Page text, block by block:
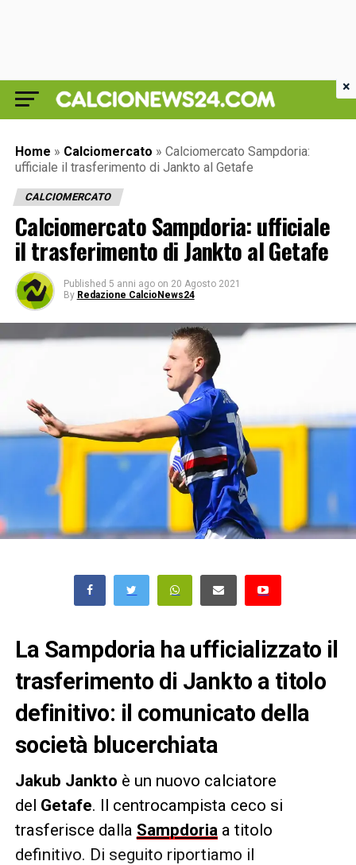
Home » Calciomercato » Calciomercato Sampdoria:
ufficiale il trasferimento di Jankto al Getafe
CALCIOMERCATO
Calciomercato Sampdoria: ufficiale
il trasferimento di Jankto al Getafe
Published 5 anni ago on 20 Agosto 2021
By Redazione CalcioNews24
La Sampdoria ha ufficializzato il
trasferimento di Jankto a titolo
definitivo: il comunicato della
società blucerchiata
Jakub Jankto è un nuovo calciatore
del Getafe. Il centrocampista ceco si
trasferisce dalla Sampdoria a titolo
definitivo. Di seguito riportiamo il
×